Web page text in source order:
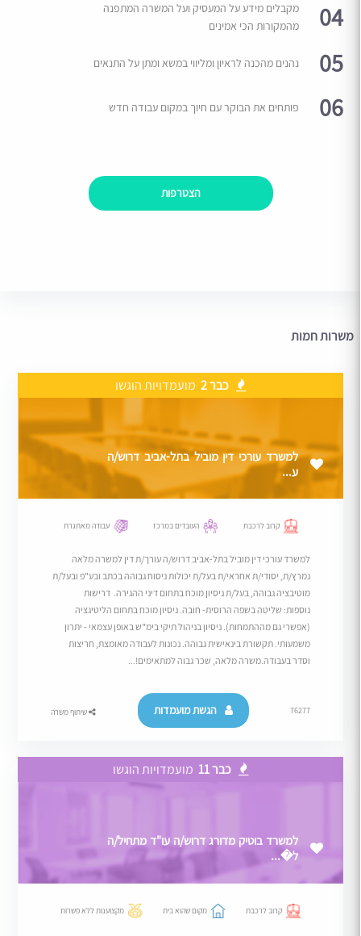
04
מקבלים מידע על המעסיק ועל המשרה המתפנה
מהמקורות הכי אמינים
05 נהנים מהכנה לראיון ומליווי במשא ומתן על התנאים
06 פותחים את הבוקר עם חיוך במקום עבודה חדש
הצטרפות
משרות חמות
כבר 2 מועמדויות הוגשו
למשרד עורכי דין מוביל בתל-אביב דרוש/ה
ע...
קרוב לרכבת העובדים במרכז עבודה מאתגרת
למשרד עורכי דין מוביל בתל-אביב דרוש/ה עורך/ת דין למשרה מלאה
נמרץ/ת, יסודי/ת אחראי/ת בעל/ת יכולות ניסוח גבוהה בכתב ובע"פ ובעל/ת
מוטיבציה גבוהה, בעל/ת ניסיון מוכח בתחום דיני ההגירה. דרישות
נוספות: שליטה בשפה הרוסית- חובה. ניסיון מוכח בתחום הליטיגציה
(אפשרי גם מההתמחות). ניסיון בניהול תיקי בימ"ש באופן עצמאי - יתרון
משמעותי. תקשורת בינאישית גבוהה. נכונות לעבודה מאומצת, חריצות
וסדר בעבודה.משרה מלאה, שכר גבוה למתאימים!...
76277 הגשת מועמדות שיתוף משרה
כבר 11 מועמדויות הוגשו
למשרד בוטיק מדורג דרוש/ה עו"ד מתחיל/ה
ל�...
קרוב לרכבת מקום שהוא בית מקצוענות ללא פשרות